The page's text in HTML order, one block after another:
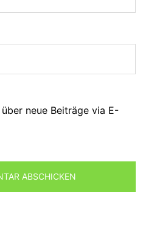
neue Beiträge via E-